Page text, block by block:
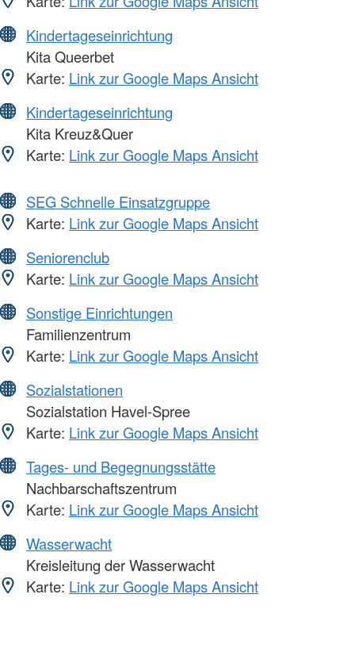
Kindertageseinrichtung
Kita Queerbet
Karte: Link zur Google Maps Ansicht
Kindertageseinrichtung
Kita Kreuz&Quer
Karte: Link zur Google Maps Ansicht
SEG Schnelle Einsatzgruppe
Karte: Link zur Google Maps Ansicht
Seniorenclub
Karte: Link zur Google Maps Ansicht
Sonstige Einrichtungen
Familienzentrum
Karte: Link zur Google Maps Ansicht
Sozialstationen
Sozialstation Havel-Spree
Karte: Link zur Google Maps Ansicht
Tages- und Begegnungsstätte
Nachbarschaftszentrum
Karte: Link zur Google Maps Ansicht
Wasserwacht
Kreisleitung der Wasserwacht
Karte: Link zur Google Maps Ansicht